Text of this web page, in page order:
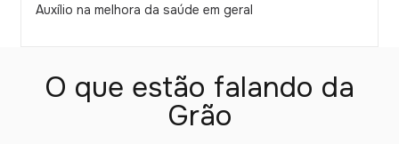
Auxílio na melhora da saúde em geral
O que estão falando da
Grão